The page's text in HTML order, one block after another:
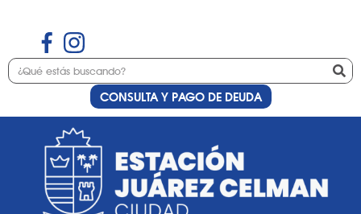
CONSULTA Y PAGO DE DEUDA